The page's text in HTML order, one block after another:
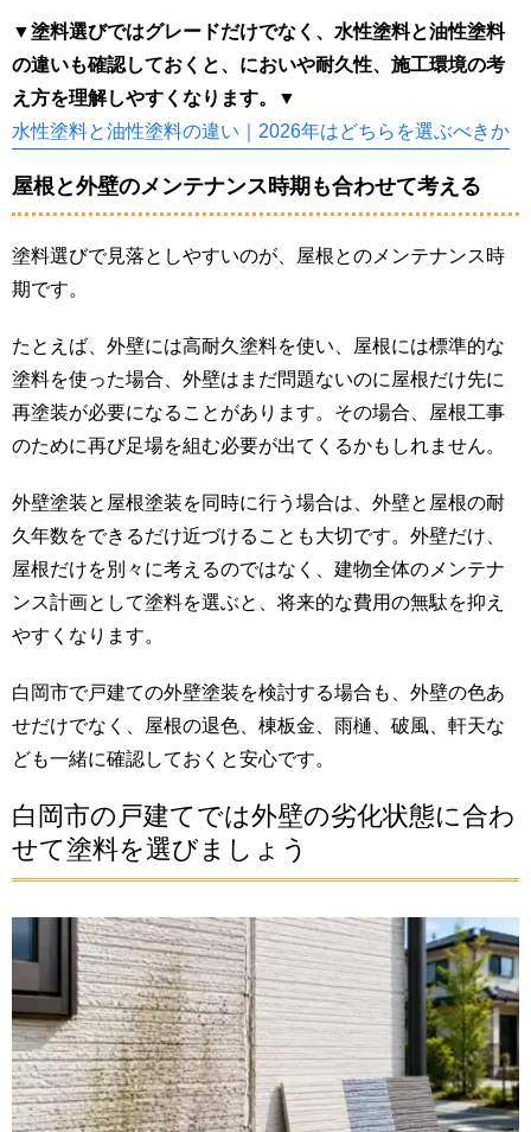
▼塗料選びではグレードだけでなく、水性塗料と油性塗料
の違いも確認しておくと、においや耐久性、施工環境の考
え方を理解しやすくなります。▼
水性塗料と油性塗料の違い｜2026年はどちらを選ぶべきか
屋根と外壁のメンテナンス時期も合わせて考える
塗料選びで見落としやすいのが、屋根とのメンテナンス時
期です。
たとえば、外壁には高耐久塗料を使い、屋根には標準的な
塗料を使った場合、外壁はまだ問題ないのに屋根だけ先に
再塗装が必要になることがあります。その場合、屋根工事
のために再び足場を組む必要が出てくるかもしれません。
外壁塗装と屋根塗装を同時に行う場合は、外壁と屋根の耐
久年数をできるだけ近づけることも大切です。外壁だけ、
屋根だけを別々に考えるのではなく、建物全体のメンテナ
ンス計画として塗料を選ぶと、将来的な費用の無駄を抑え
やすくなります。
白岡市で戸建ての外壁塗装を検討する場合も、外壁の色あ
せだけでなく、屋根の退色、棟板金、雨樋、破風、軒天な
ども一緒に確認しておくと安心です。
白岡市の戸建てでは外壁の劣化状態に合わ
せて塗料を選びましょう